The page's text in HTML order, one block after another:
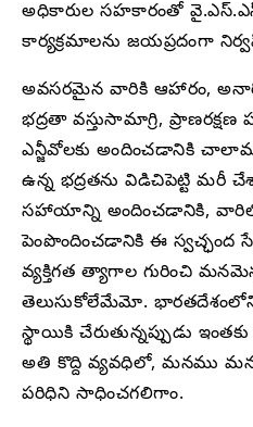
అధికారుల సహకారంతో
కార్యక్రమాలను జయప్రదంగా
అవసరమైన వారికి ఆహారం,
భద్రతా వస్తుసామాగ్రి, ప్రాణరక్షణ
ఎన్జీవోలకు అందించడానికి
ఉన్న భద్రతను విడిచిపెట్టి మరీ
సహాయాన్ని అందించడానికి,
పెంపొందించడానికి ఈ స్వచ్ఛంద
వ్యక్తిగత త్యాగాల గురించి
తెలుసుకోలేమేమో. భారతదేశంలోని
స్థాయికి చేరుతున్నప్పుడు
అతి కొద్ది వ్యవధిలో, మనము
పరిధిని సాధించగలిగాం.